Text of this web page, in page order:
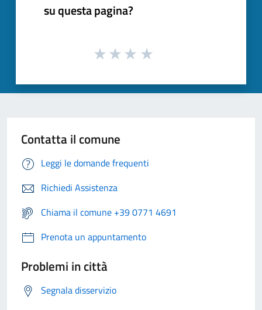
su questa pagina?
Contatta il comune
Leggi le domande frequenti
Richiedi Assistenza
Chiama il comune +39 0771 4691
Prenota un appuntamento
Problemi in città
Segnala disservizio